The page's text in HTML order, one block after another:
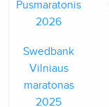
Pusmaratonis
2026
Swedbank
Vilniaus
maratonas
2025